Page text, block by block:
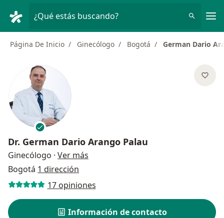
¿Qué estás buscando?
Página De Inicio Ginecólogo Bogotá German Dario
Dr. German Dario Arango Palau
Ginecólogo · Ver más
Bogotá 1 dirección
17 opiniones
Información de contacto